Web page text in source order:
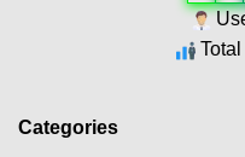
Total
Categories